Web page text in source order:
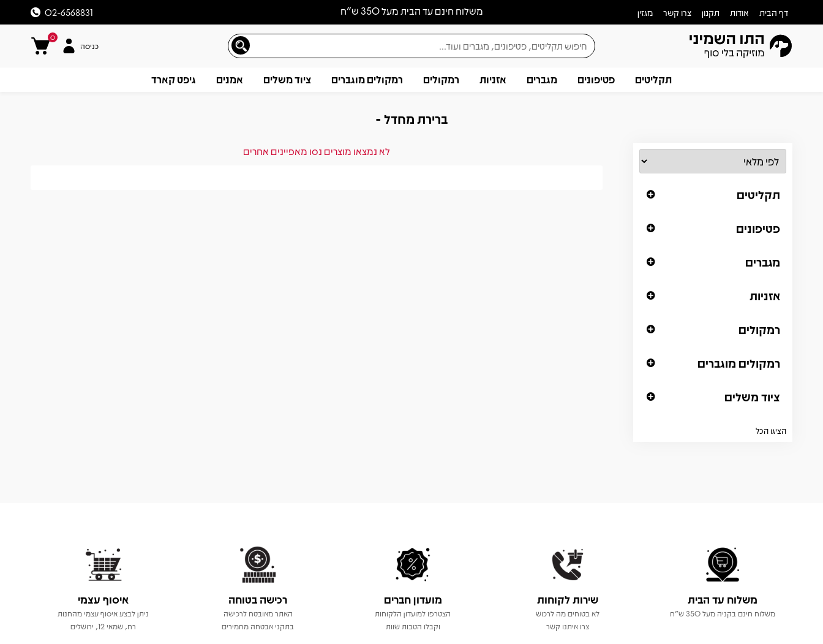
משלוח חינם עד הבית מעל 350 ש״ח דף הבית אודות תקנון צרו קשר מגזין 02-6568831
0
כניסה
תקליטים פטיפונים מגברים אזניות רמקולים רמקולים מוגברים ציוד משלים אמנים גיפט קארד
ברירת מחדל -
תקליטים
פטיפונים
מגברים
אזניות
רמקולים
רמקולים מוגברים
ציוד משלים
הציגו הכל
לא נמצאו מוצרים נסו מאפיינים אחרים
משלוח עד הבית
משלוח חינם בקניה מעל 350 ש"ח
שירות לקוחות
לא בטוחים מה לרכוש
צרו איתנו קשר
מועדון חברים
הצטרפו למועדון הלקוחות
וקבלו הטבות שוות
רכישה בטוחה
האתר מאובטח לרכישה
בתקני אבטחה מחמירים
איסוף עצמי
ניתן לבצע איסוף עצמי מהחנות
רח, שמאי 12, ירושלים